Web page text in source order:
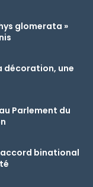
glomerata »
décoration, une
Parlement du
binational